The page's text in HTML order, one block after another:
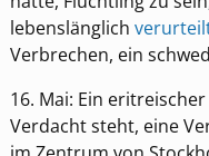
lebenslänglich
Verbrechen, ein
16. Mai: Ein
Verdacht steht, eine